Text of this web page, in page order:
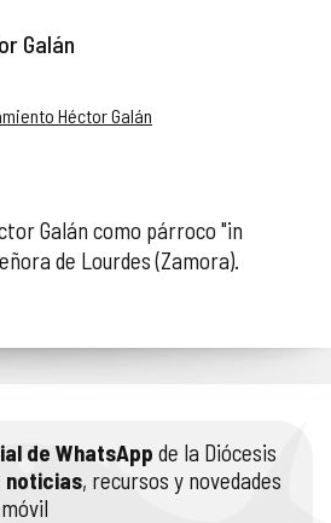
Galán
Héctor Galán
Galán como párroco "in
de Lourdes (Zamora).
de WhatsApp de la Diócesis
noticias, recursos y novedades